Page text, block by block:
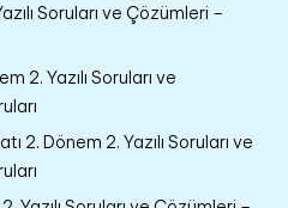
Soruları ve Çözümleri –
2. Yazılı Soruları ve
2. Dönem 2. Yazılı Soruları ve